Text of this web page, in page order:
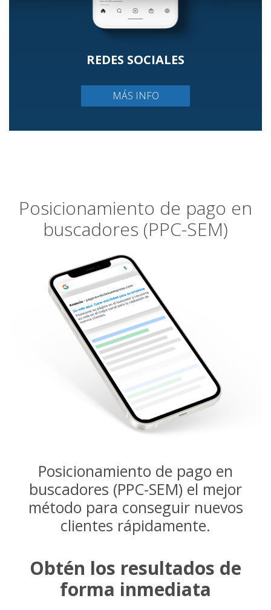
REDES SOCIALES
MÁS INFO
Posicionamiento de pago en
buscadores (PPC-SEM)
Posicionamiento de pago en
buscadores (PPC-SEM) el mejor
método para conseguir nuevos
clientes rápidamente.
Obtén los resultados de
forma inmediata